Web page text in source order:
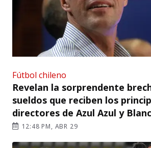
Fútbol chileno
Revelan la sorprendente
sueldos que reciben los
directores de Azul Azul y
12:48 PM, ABR 29